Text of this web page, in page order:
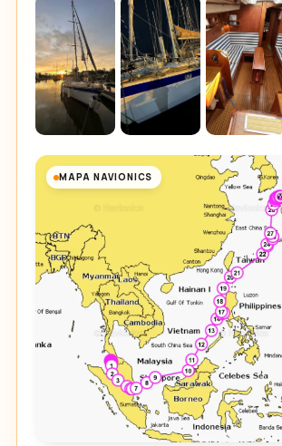
MAPA NAVIONICS